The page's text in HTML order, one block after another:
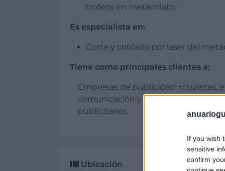
If you wish
sensitive
confirm
trofeos en metacrilato.
Es especialista en:
Corte y coblado por laser del
Tiene como principales clientes a:
Empresas de publicidad, rotulistas,
comunicación y empresas
publicitarios.
Ubicación